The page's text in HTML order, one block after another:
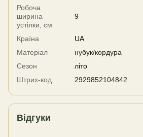
Робоча
ширина
устілки, см
9
Країна
UA
Матеріал
нубук/кордура
Сезон
літо
Штрих-код
2929852104842
Відгуки